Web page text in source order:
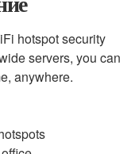
hotspot security
servers, you can
anywhere.